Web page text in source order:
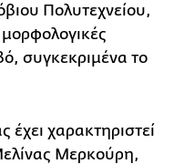
Πολυτεχνείου,
μορφολογικές
συγκεκριμένα το
έχει χαρακτηριστεί
Μερκούρη,